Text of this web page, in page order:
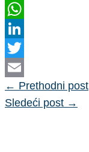
Viber
WhatsApp
LinkedIn
Twitter
Email
← Prethodni post
Sledeći post →